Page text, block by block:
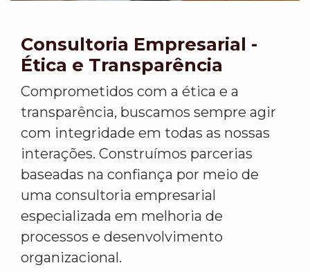
Consultoria Empresarial -
Ética e Transparência
Comprometidos com a ética e a
transparência, buscamos sempre agir
com integridade em todas as nossas
interações. Construímos parcerias
baseadas na confiança por meio de
uma consultoria empresarial
especializada em melhoria de
processos e desenvolvimento
organizacional.